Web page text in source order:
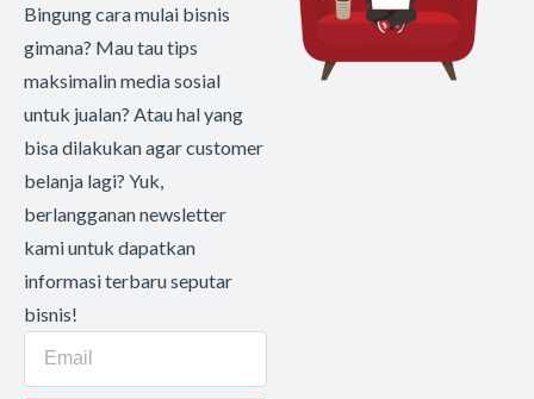
Bingung cara mulai bisnis
gimana? Mau tau tips
maksimalin media sosial
untuk jualan? Atau hal yang
bisa dilakukan agar customer
belanja lagi? Yuk,
berlangganan newsletter
kami untuk dapatkan
informasi terbaru seputar
bisnis!